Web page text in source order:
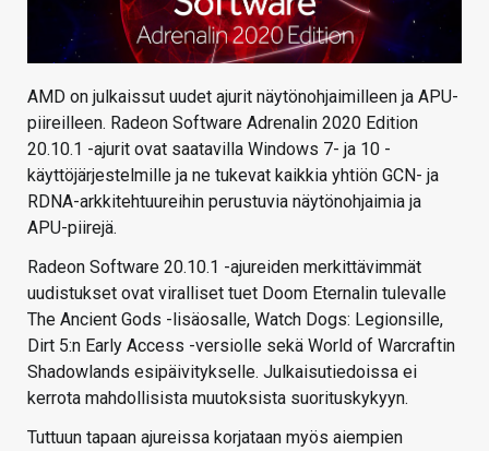
AMD on julkaissut uudet ajurit näytönohjaimilleen ja APU-
piireilleen. Radeon Software Adrenalin 2020 Edition
20.10.1 -ajurit ovat saatavilla Windows 7- ja 10 -
käyttöjärjestelmille ja ne tukevat kaikkia yhtiön GCN- ja
RDNA-arkkitehtuureihin perustuvia näytönohjaimia ja
APU-piirejä.
Radeon Software 20.10.1 -ajureiden merkittävimmät
uudistukset ovat viralliset tuet Doom Eternalin tulevalle
The Ancient Gods -lisäosalle, Watch Dogs: Legionsille,
Dirt 5:n Early Access -versiolle sekä World of Warcraftin
Shadowlands esipäivitykselle. Julkaisutiedoissa ei
kerrota mahdollisista muutoksista suorituskykyyn.
Tuttuun tapaan ajureissa korjataan myös aiempien